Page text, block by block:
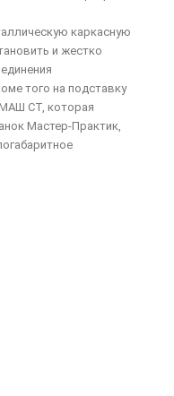
каркасную
и жестко
того на подставку
СТ, которая
Мастер-Практик,